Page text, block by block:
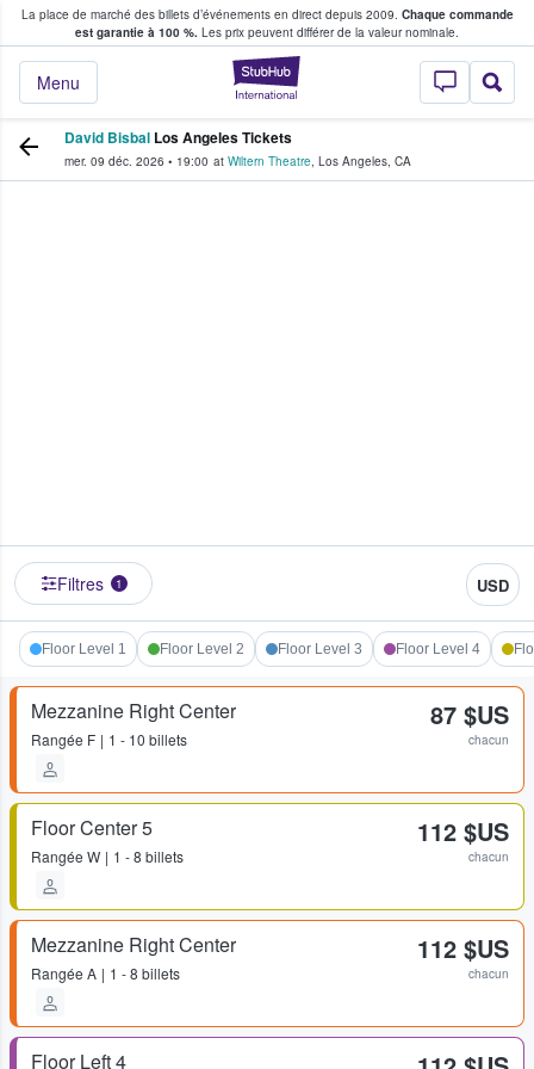
La place de marché des billets d’événements en direct depuis 2009. Chaque commande
est garantie à 100 %. Les prix peuvent différer de la valeur nominale.
StubHub - Où
Menu
fans achètent et vendent des billets
David Bisbal Los Angeles Tickets
mer. 09 déc. 2026 • 19:00 at Wiltern Theatre, Los Angeles, CA
Filtres 1 USD
Floor Level 1 Floor Level 2 Floor Level 3 Floor Level 4
Mezzanine Right Center
Rangée F 1 - 10 billets
87 $US
chacun
Floor Center 5
Rangée W 1 - 8 billets
112 $US
chacun
Mezzanine Right Center
Rangée A 1 - 8 billets
112 $US
chacun
Floor Left 4